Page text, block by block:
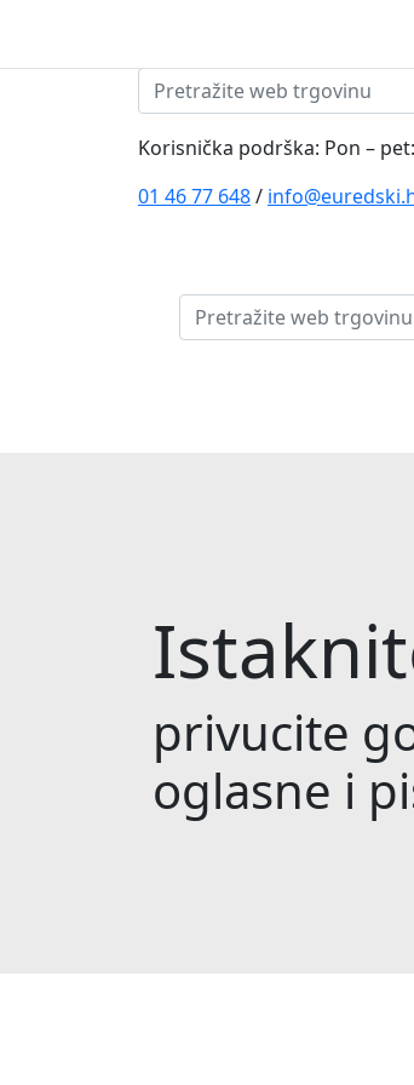
Pretraži:
Korisnička podrška: Pon –
01 46 77 648/
Pretraži:
privucite
oglasne i